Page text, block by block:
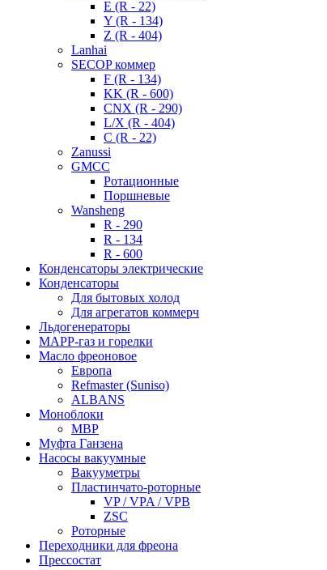
E (R - 22)
Y (R - 134)
Z (R - 404)
Lanhai
SECOP коммер
F (R - 134)
KK (R - 600)
CNX (R - 290)
L/X (R - 404)
C (R - 22)
Zanussi
GMCC
Ротационные
Поршневые
Wansheng
R - 290
R - 134
R - 600
Конденсаторы электрические
Конденсаторы
Для бытовых холод
Для агрегатов коммерч
Льдогенераторы
МАРР-газ и горелки
Масло фреоновое
Европа
Refmaster (Suniso)
ALBANS
Моноблоки
MBP
Муфта Ганзена
Насосы вакуумные
Вакууметры
Пластинчато-роторные
VP / VPA / VPB
ZSC
Роторные
Переходники для фреона
Прессостат